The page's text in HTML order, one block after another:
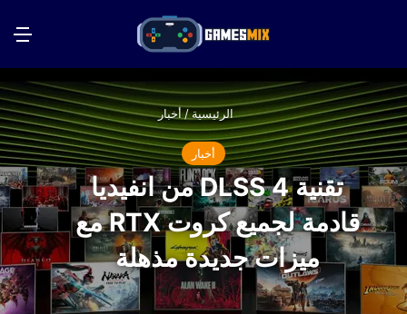
الرئيسية/أخبار
أخبار
تقنية DLSS 4 من انفيديا
قادمة لجميع كروت RTX مع
ميزات جديدة مذهلة